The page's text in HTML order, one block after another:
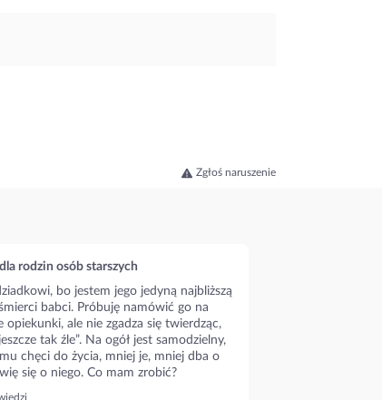
Zgłoś naruszenie
rodzin osób starszych
bo jestem jego jedyną najbliższą
babci. Próbuję namówić go na
opiekunki, ale nie zgadza się twierdząc,
tak źle”. Na ogół jest samodzielny,
chęci do życia, mniej je, mniej dba o
się o niego. Co mam zrobić?